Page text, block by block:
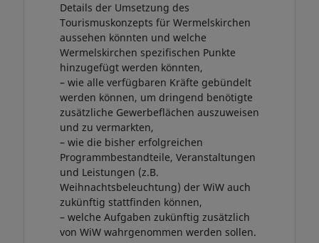
Details der Umsetzung des
Tourismuskonzepts für Wermelskirchen
aussehen könnten und welche
Wermelskirchen spezifischen Punkte
hinzugefügt werden könnten,
– wie alle verfügbaren Kräfte gebündelt
werden können, um dringend benötigte
zusätzliche Gewerbeflächen auszuweisen
und zu vermarkten,
– wie die bisher erfolgreichen
Programmbestandteile, Veranstaltungen
und Leistungen (z.B.
Weihnachtsbeleuchtung) der WiW auch
zukünftig stattfinden können,
– welche Aufgaben zukünftig zusätzlich
von WiW wahrgenommen werden sollen.